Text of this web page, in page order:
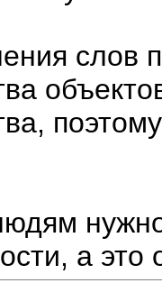
слов
а это